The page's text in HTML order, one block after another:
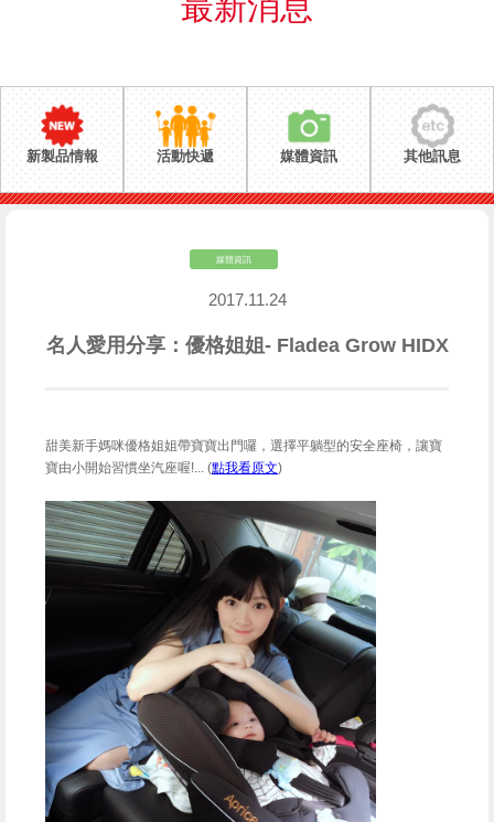
新製品情報 活動快遞 媒體資訊 其他訊息
媒體資訊
2017.11.24
名人愛用分享：優格姐姐- Fladea Grow HIDX
甜美新手媽咪優格姐姐帶寶寶出門囉，選擇平躺型的安全座椅，讓寶
寶由小開始習慣坐汽座喔!... (點我看原文)